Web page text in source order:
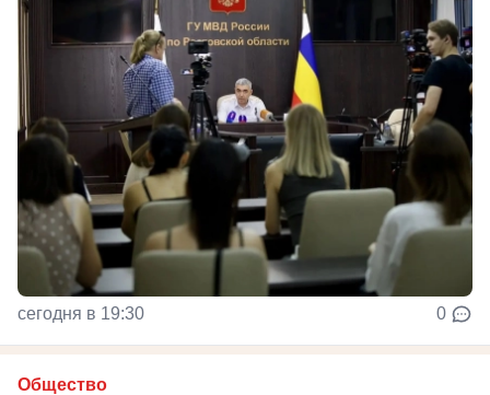
сегодня в 19:30 0
Общество